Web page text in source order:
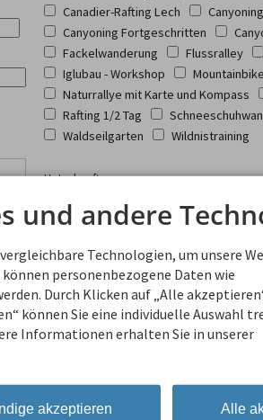
Canadier-Rafting Lech
Canyoning Fortgeschritten
Fackelwanderung
Flussralley
Iglubau - Workshop
Mountainbike
Naturrallye mit Karte und Kompass
Rafting 1/2 Tag
Waldseilgarten
Wildnistraining
Unterkunft
Wir können euch gerne
und andere
Technologien, um unsere
personenbezogene Daten wie
Durch Klicken auf „Alle
können Sie eine individuelle Auswahl
Informationen erhalten Sie in unserer
Alle
akzeptieren